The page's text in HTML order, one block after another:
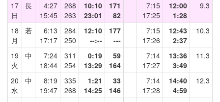
17
日
長
4:27
15:45
268
263
10:10
23:01
171
82
7:15
17:25
12:00
1:28
9.3
18
月
若
6:13
17:17
284
250
12:10
--:--
177
---
7:15
17:26
12:43
2:37
10.3
19
火
中
7:24
18:44
311
254
0:19
13:29
59
164
7:14
17:27
13:36
3:49
11.3
20
水
中
8:19
19:47
335
268
1:21
14:25
33
146
7:14
17:28
14:40
4:59
12.3